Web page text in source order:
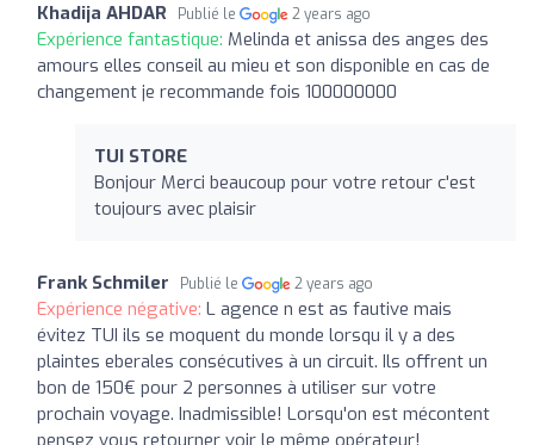
Khadija AHDAR Publié le 2 years ago
Expérience fantastique: Melinda et anissa des anges des
amours elles conseil au mieu et son disponible en cas de
changement je recommande fois 100000000
TUI STORE
Bonjour Merci beaucoup pour votre retour c'est
toujours avec plaisir
Frank Schmiler Publié le 2 years ago
Expérience négative: L agence n est as fautive mais
évitez TUI ils se moquent du monde lorsqu il y a des
plaintes eberales consécutives à un circuit. Ils offrent un
bon de 150€ pour 2 personnes à utiliser sur votre
prochain voyage. Inadmissible! Lorsqu'on est mécontent
pensez vous retourner voir le même opérateur!